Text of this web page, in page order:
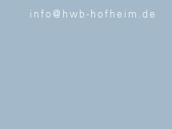
info@hwb-hofheim.de